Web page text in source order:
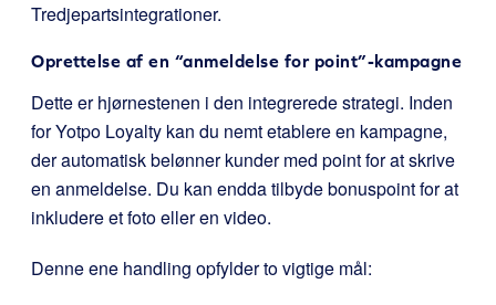
Tredjepartsintegrationer.
Oprettelse af en “anmeldelse for point”-kampagne
Dette er hjørnestenen i den integrerede strategi. Inden
for Yotpo Loyalty kan du nemt etablere en kampagne,
der automatisk belønner kunder med point for at skrive
en anmeldelse. Du kan endda tilbyde bonuspoint for at
inkludere et foto eller en video.
Denne ene handling opfylder to vigtige mål: